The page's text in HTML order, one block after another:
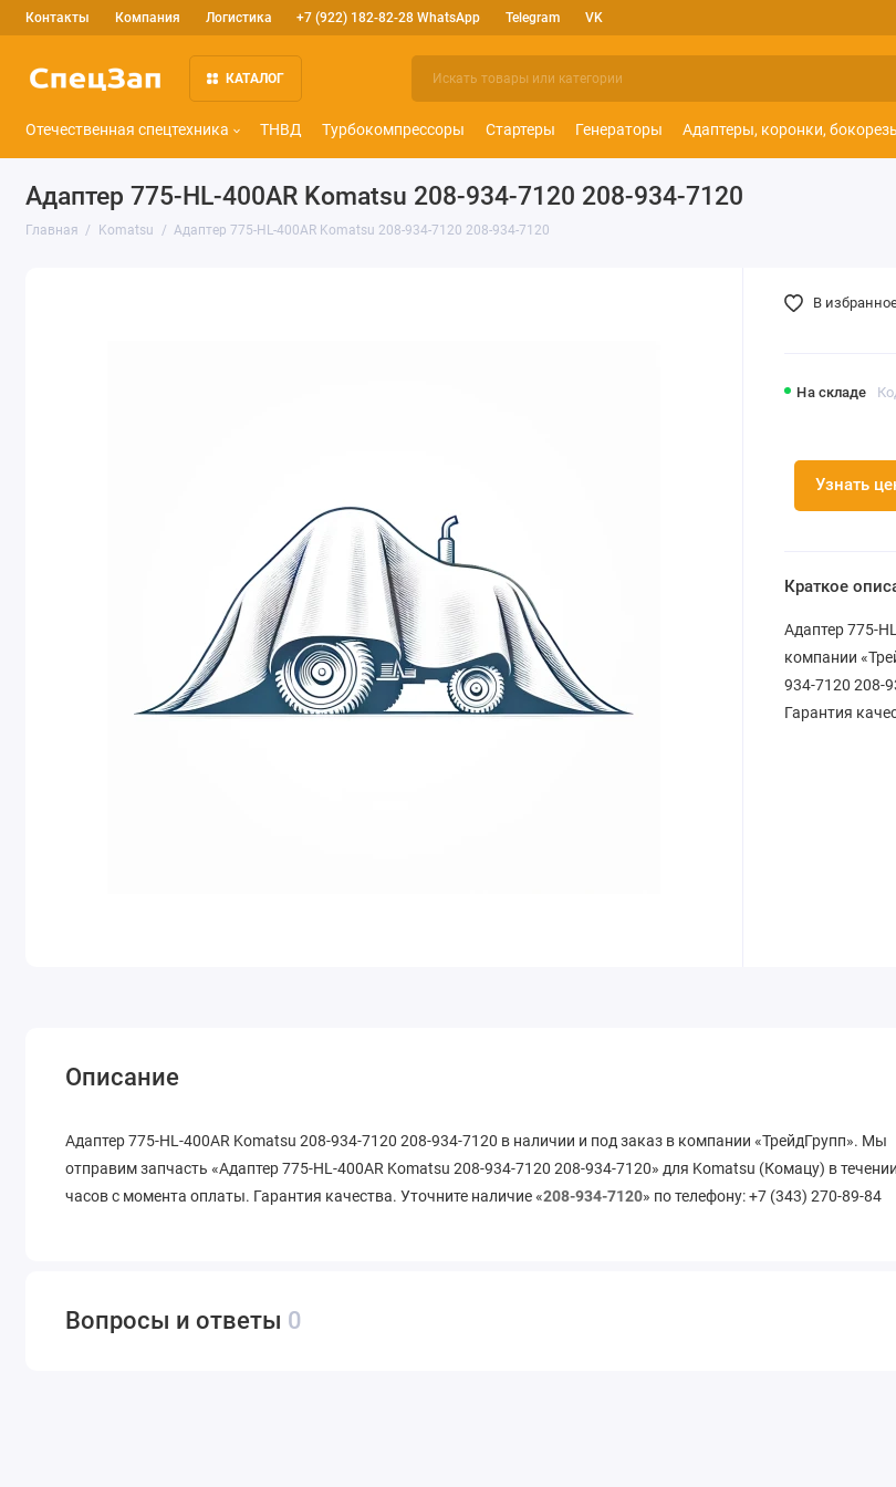
Контакты Компания Логистика +7 (922) 182-82-28 WhatsApp Telegram VK
КАТАЛОГ
Отечественная спецтехника ТНВД Турбокомпрессоры Стартеры Генераторы Адаптеры, коронки,
Адаптер 775-HL-400AR Komatsu 208-934-7120 208-934-7120
Главная Komatsu Адаптер 775-HL-400AR Komatsu 208-934-7120 208-934-7120
На складе
Узнать
В
Краткое
Адаптер 775-
компании
934-7120 208-
Гарантия
Описание
Адаптер 775-HL-400AR Komatsu 208-934-7120 208-934-7120 в наличии и под заказ в компании «ТрейдГрупп». Мы
отправим запчасть «Адаптер 775-HL-400AR Komatsu 208-934-7120 208-934-7120» для Komatsu (Комацу) в
часов с момента оплаты. Гарантия качества. Уточните наличие «208-934-7120» по телефону: +7 (343) 270-89-84
Вопросы и ответы 0